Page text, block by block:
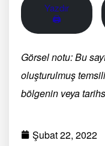
Yazdır
🖨
Görsel notu: Bu
oluşturulmuş
bölgenin veya
Şubat 22, 2022